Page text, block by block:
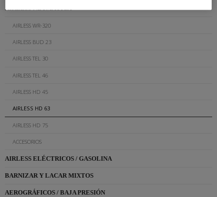
AIRLESS NEUMÁTICA
AIRLESS WR-320
AIRLESS BUD 23
AIRLESS TEL 30
AIRLESS TEL 46
AIRLESS HD 45
AIRLESS HD 63
AIRLESS HD 75
ACCESORIOS
AIRLESS ELÉCTRICOS / GASOLINA
BARNIZAR Y LACAR MIXTOS
AEROGRÁFICOS / BAJA PRESIÓN